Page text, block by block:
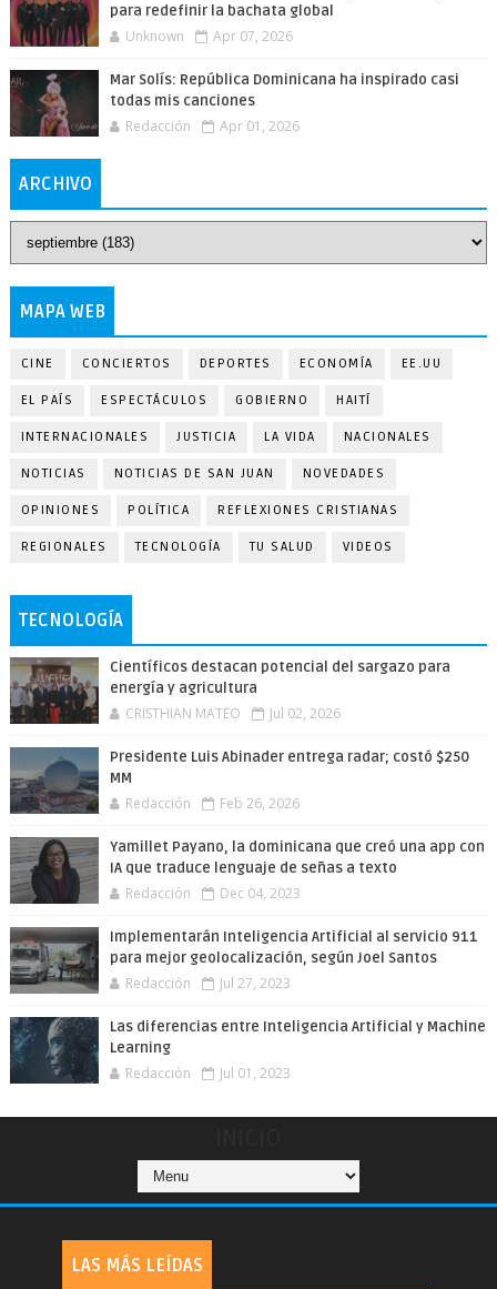
para redefinir la bachata global
Unknown Apr 07, 2026
Mar Solís: República Dominicana ha inspirado casi
todas mis canciones
Redacción Apr 01, 2026
ARCHIVO
MAPA WEB
CINE CONCIERTOS DEPORTES ECONOMÍA EE.UU
EL PAÍS ESPECTÁCULOS GOBIERNO HAITÍ
INTERNACIONALES JUSTICIA LA VIDA NACIONALES
NOTICIAS NOTICIAS DE SAN JUAN NOVEDADES
OPINIONES POLÍTICA REFLEXIONES CRISTIANAS
REGIONALES TECNOLOGÍA TU SALUD VIDEOS
TECNOLOGÍA
Científicos destacan potencial del sargazo para
energía y agricultura
CRISTHIAN MATEO Jul 02, 2026
Presidente Luis Abinader entrega radar; costó $250
MM
Redacción Feb 26, 2026
Yamillet Payano, la dominicana que creó una app con
IA que traduce lenguaje de señas a texto
Redacción Dec 04, 2023
Implementarán Inteligencia Artificial al servicio 911
para mejor geolocalización, según Joel Santos
Redacción Jul 27, 2023
Las diferencias entre Inteligencia Artificial y Machine
Learning
Redacción Jul 01, 2023
LAS MÁS LEÍDAS